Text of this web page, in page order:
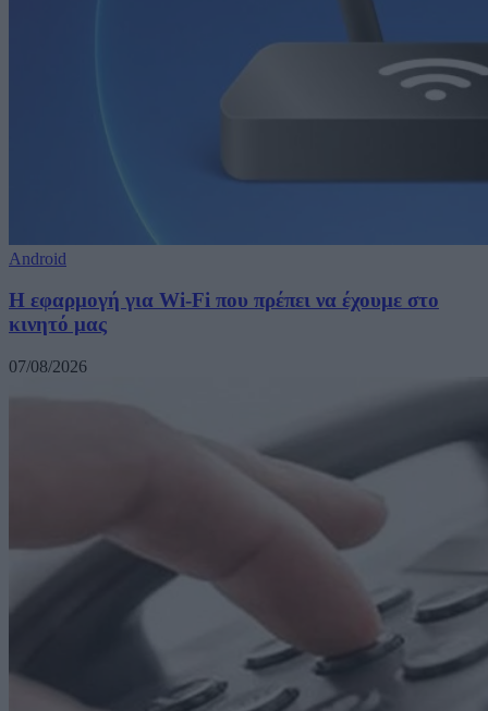
Android
Η εφαρμογή για Wi-Fi που πρέπει να έχουμε στο
κινητό μας
07/08/2026